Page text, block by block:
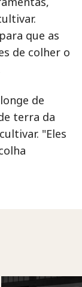
que as
de colher o
de
terra da
"Eles